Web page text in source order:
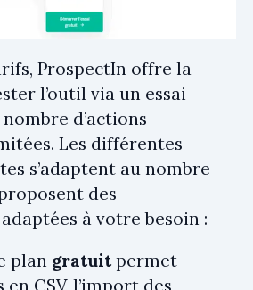
ProspectIn offre la
l’outil via un essai
d’actions
Les différentes
s’adaptent au nombre
des
à votre besoin :
plan gratuitpermet
en CSV, l’import des